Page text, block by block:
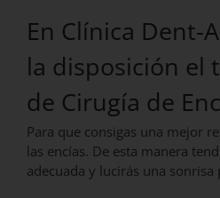
En Clínica Dent-
la disposición el
de Cirugía de
Para que consigas una mejor
las encías. De esta manera
adecuada y lucirás una sonrisa